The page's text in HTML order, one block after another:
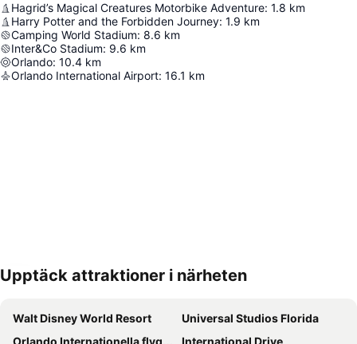
Hagrid’s Magical Creatures Motorbike Adventure: 1.8 km
Harry Potter and the Forbidden Journey: 1.9 km
Camping World Stadium: 8.6 km
Inter&Co Stadium: 9.6 km
Orlando: 10.4 km
Orlando International Airport: 16.1 km
Förstora kartan
Upptäck attraktioner i närheten
Walt Disney World Resort
Universal Studios Florida